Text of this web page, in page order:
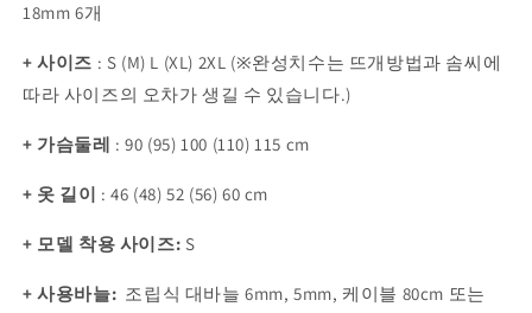
18mm 6개
+ 사이즈 : S (M) L (XL) 2XL (※완성치수는 뜨개방법과 솜씨에
따라 사이즈의 오차가 생길 수 있습니다.)
+ 가슴둘레 : 90 (95) 100 (110) 115 cm
+ 옷 길이 : 46 (48) 52 (56) 60 cm
+ 모델 착용 사이즈: S
+ 사용바늘: 조립식 대바늘 6mm, 5mm, 케이블 80cm 또는